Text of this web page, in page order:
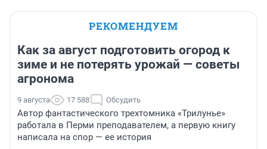
РЕКОМЕНДУЕМ
Как за август подготовить огород к
зиме и не потерять урожай — советы
агронома
9 августа 17 588 Обсудить
Автор фантастического трехтомника «Трилунье»
работала в Перми преподавателем, а первую книгу
написала на спор — ее история